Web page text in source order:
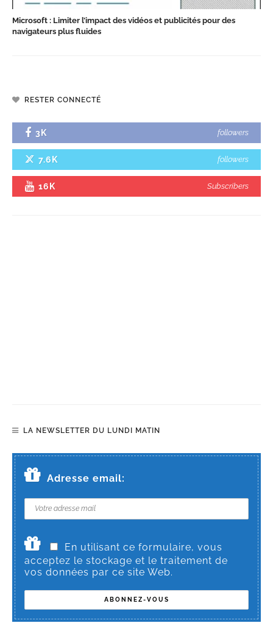
Microsoft : Limiter l’impact des vidéos et publicités pour des
navigateurs plus fluides
RESTER CONNECTÉ
3K followers
7.6K followers
16K Subscribers
LA NEWSLETTER DU LUNDI MATIN
Adresse email:
En utilisant ce formulaire, vous
acceptez le stockage et le traitement de
vos données par ce site Web.